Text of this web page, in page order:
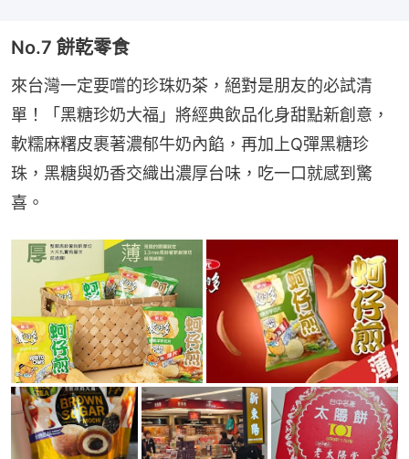
No.7 餅乾零食
來台灣一定要嚐的珍珠奶茶，絕對是朋友的必試清
單！「黑糖珍奶大福」將經典飲品化身甜點新創意，
軟糯麻糬皮裹著濃郁牛奶內餡，再加上Q彈黑糖珍
珠，黑糖與奶香交織出濃厚台味，吃一口就感到驚
喜。